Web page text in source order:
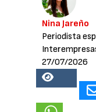
Nina Jareño
Periodista
27/07/2026
18358